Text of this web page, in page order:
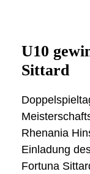
U10
Sittard
Rhenania
Einladung
Fortuna